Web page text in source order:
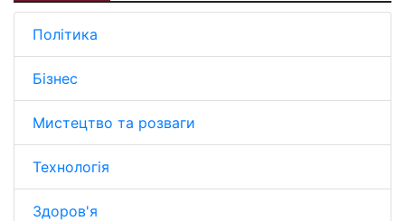
Політика
Бізнес
Мистецтво та розваги
Технологія
Здоров'я